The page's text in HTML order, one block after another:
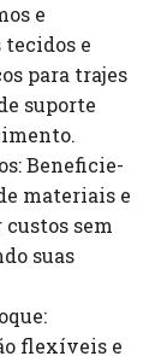
e
e
para trajes
suporte
Beneficie-
materiais e
sem
suas
flexíveis e